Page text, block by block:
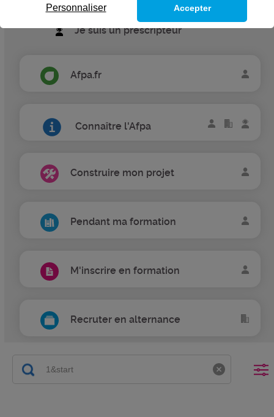
Je suis un prescripteur
Afpa.fr
Connaître l'Afpa
Construire mon projet
Pendant ma formation
M'inscrire en formation
Recruter en alternance
Personnaliser Accepter